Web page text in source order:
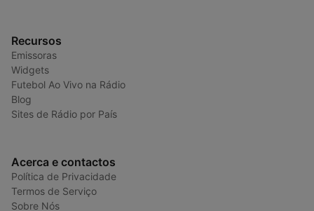
Recursos
Emissoras
Widgets
Futebol Ao Vivo na Rádio
Blog
Sites de Rádio por País
Acerca e contactos
Política de Privacidade
Termos de Serviço
Sobre Nós